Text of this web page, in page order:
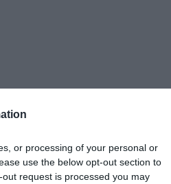
or processing of your personal or
use the below opt-out section to
request is processed you may